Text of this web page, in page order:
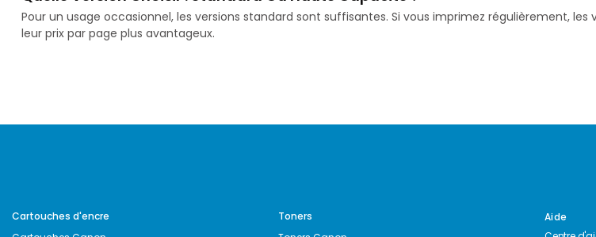
Pour un usage occasionnel, les versions standard sont suffisantes. Si vous imprimez régulièrement,
leur prix par page plus avantageux.
Cartouches d'encre
Toners
Aide